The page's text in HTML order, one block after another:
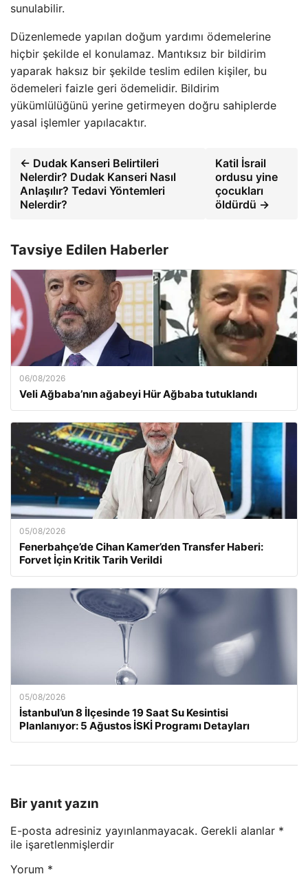
sunulabilir.
Düzenlemede yapılan doğum yardımı ödemelerine
hiçbir şekilde el konulamaz. Mantıksız bir bildirim
yaparak haksız bir şekilde teslim edilen kişiler, bu
ödemeleri faizle geri ödemelidir. Bildirim
yükümlülüğünü yerine getirmeyen doğru sahiplerde
yasal işlemler yapılacaktır.
← Dudak Kanseri Belirtileri
Nelerdir? Dudak Kanseri Nasıl
Anlaşılır? Tedavi Yöntemleri
Nelerdir?
Katil İsrail
ordusu yine
çocukları
öldürdü →
Tavsiye Edilen Haberler
06/08/2026
Veli Ağbaba’nın ağabeyi Hür Ağbaba tutuklandı
05/08/2026
Fenerbahçe’de Cihan Kamer’den Transfer Haberi:
Forvet İçin Kritik Tarih Verildi
05/08/2026
İstanbul’un 8 İlçesinde 19 Saat Su Kesintisi
Planlanıyor: 5 Ağustos İSKİ Programı Detayları
Bir yanıt yazın
E-posta adresiniz yayınlanmayacak. Gerekli alanlar *
ile işaretlenmişlerdir
Yorum *